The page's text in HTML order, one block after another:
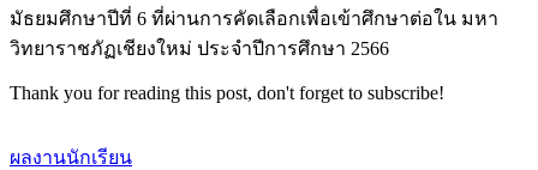
มัธยมศึกษาปีที่ 6 ที่ผ่านการคัดเลือกเพื่อเข้าศึกษาต่อใน มหา
วิทยาราชภัฏเชียงใหม่ ประจำปีการศึกษา 2566
Thank you for reading this post, don't forget to subscribe!
ผลงานนักเรียน